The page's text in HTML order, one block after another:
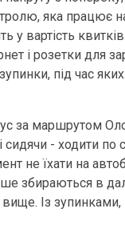
яка працює
у вартість
і розетки для
зупинки, під час
за маршрутом
- ходити по
не їхати на
збираються в
Із